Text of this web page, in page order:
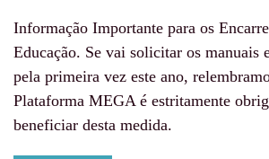
Informação Importante para os
Educação. Se vai solicitar os manuais
pela primeira vez este ano,
Plataforma MEGA é estritamente
beneficiar desta medida.